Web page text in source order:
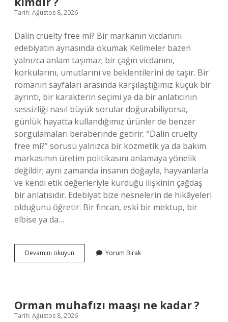
Tarih: Ağustos 8, 2026
Dalin cruelty free mi? Bir markanın vicdanını
edebiyatın aynasında okumak Kelimeler bazen
yalnızca anlam taşımaz; bir çağın vicdanını,
korkularını, umutlarını ve beklentilerini de taşır. Bir
romanın sayfaları arasında karşılaştığımız küçük bir
ayrıntı, bir karakterin seçimi ya da bir anlatıcının
sessizliği nasıl büyük sorular doğurabiliyorsa,
günlük hayatta kullandığımız ürünler de benzer
sorgulamaları beraberinde getirir. “Dalin cruelty
free mi?” sorusu yalnızca bir kozmetik ya da bakım
markasının üretim politikasını anlamaya yönelik
değildir; aynı zamanda insanın doğayla, hayvanlarla
ve kendi etik değerleriyle kurduğu ilişkinin çağdaş
bir anlatısıdır. Edebiyat bize nesnelerin de hikâyeleri
olduğunu öğretir. Bir fincan, eski bir mektup, bir
elbise ya da…
Devamını okuyun
Fabre
?
Yorum Bırak
Orman muhafızı maaşı ne kadar ?
Tarih: Ağustos 8, 2026